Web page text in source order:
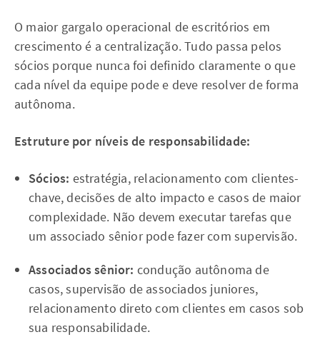
O maior gargalo operacional de escritórios em
crescimento é a centralização. Tudo passa pelos
sócios porque nunca foi definido claramente o que
cada nível da equipe pode e deve resolver de forma
autônoma.
Estruture por níveis de responsabilidade:
Sócios: estratégia, relacionamento com clientes-
chave, decisões de alto impacto e casos de maior
complexidade. Não devem executar tarefas que
um associado sênior pode fazer com supervisão.
Associados sênior: condução autônoma de
casos, supervisão de associados juniores,
relacionamento direto com clientes em casos sob
sua responsabilidade.